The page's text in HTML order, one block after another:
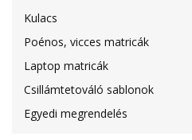
Kulacs
Poénos, vicces matricák
Laptop matricák
Csillámtetováló sablonok
Egyedi megrendelés